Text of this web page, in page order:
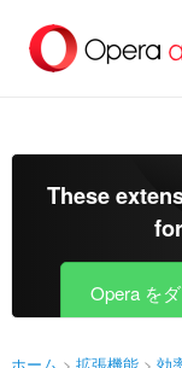
メ
ツ
These
Opera を